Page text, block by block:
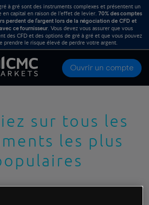
à gré sont des instruments complexes et présentent un
capital en raison de l’effet de levier. 70% des comptes
perdent de l’argent lors de la négociation de CFD et
ce fournisseur. Vous devez vous assurer que vous
des CFD et des options de gré à gré et que vous pouvez
prendre le risque élevé de perdre votre argent.
Ouvrir un compte
sur tous les
les plus